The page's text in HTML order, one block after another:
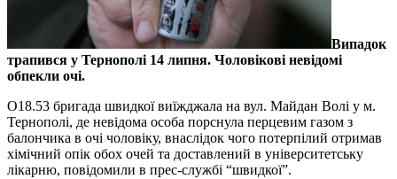
Випадок
трапився у Тернополі 14 липня. Чоловікові невідомі
обпекли очі.
О18.53 бригада швидкої виїжджала на вул. Майдан Волі у м.
Тернополі, де невідома особа порснула перцевим газом з
балончика в очі чоловіку, внаслідок чого потерпілий отримав
хімічний опік обох очей та доставлений в університетську
лікарню, повідомили в прес-службі “швидкої”.